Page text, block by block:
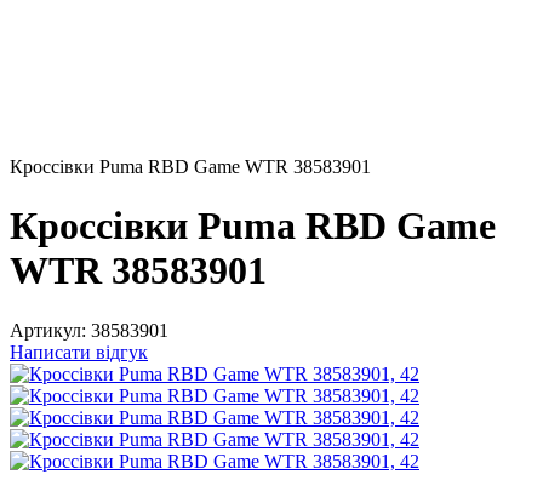
Кроссiвки Puma RBD Game WTR 38583901
Кроссiвки Puma RBD Game
WTR 38583901
Артикул: 38583901
Написати відгук